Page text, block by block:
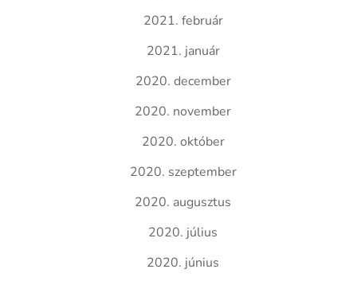
2021. február
2021. január
2020. december
2020. november
2020. október
2020. szeptember
2020. augusztus
2020. július
2020. június